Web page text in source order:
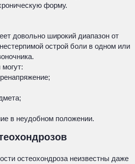
форму.
довольно широкий диапазон от
острой боли в одном или
в неудобном положении.
остеохондроза неизвестны даже